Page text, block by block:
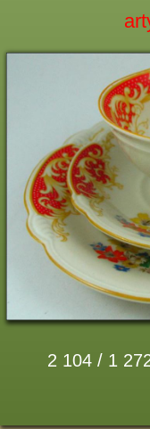
2 104 / 1